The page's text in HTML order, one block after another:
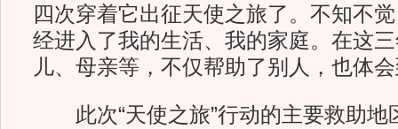
四次穿着它出征天使之旅了。不知不
经进入了我的生活、我的家庭。在这
儿、母亲等，不仅帮助了别人，也体
此次“天使之旅”行动的主要救助地